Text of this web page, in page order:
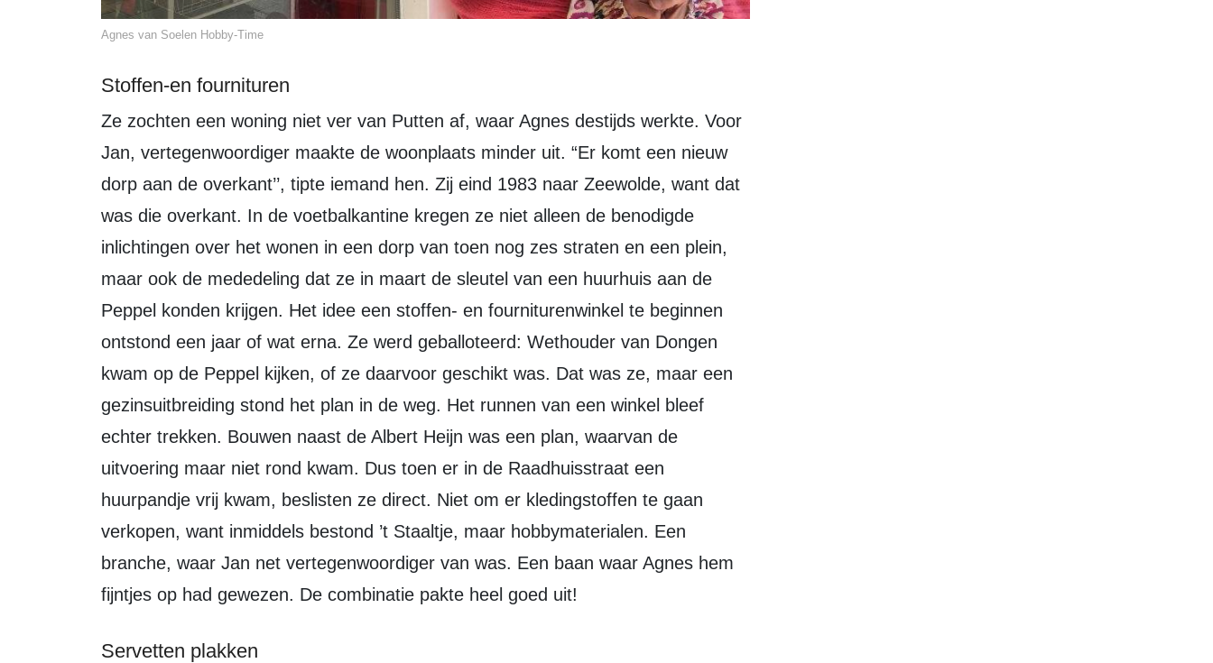
Agnes van Soelen Hobby-Time
Stoffen-en fournituren
Ze zochten een woning niet ver van Putten af, waar Agnes destijds werkte. Voor
Jan, vertegenwoordiger maakte de woonplaats minder uit. “Er komt een nieuw
dorp aan de overkant’’, tipte iemand hen. Zij eind 1983 naar Zeewolde, want dat
was die overkant. In de voetbalkantine kregen ze niet alleen de benodigde
inlichtingen over het wonen in een dorp van toen nog zes straten en een plein,
maar ook de mededeling dat ze in maart de sleutel van een huurhuis aan de
Peppel konden krijgen. Het idee een stoffen- en fourniturenwinkel te beginnen
ontstond een jaar of wat erna. Ze werd geballoteerd: Wethouder van Dongen
kwam op de Peppel kijken, of ze daarvoor geschikt was. Dat was ze, maar een
gezinsuitbreiding stond het plan in de weg. Het runnen van een winkel bleef
echter trekken. Bouwen naast de Albert Heijn was een plan, waarvan de
uitvoering maar niet rond kwam. Dus toen er in de Raadhuisstraat een
huurpandje vrij kwam, beslisten ze direct. Niet om er kledingstoffen te gaan
verkopen, want inmiddels bestond ’t Staaltje, maar hobbymaterialen. Een
branche, waar Jan net vertegenwoordiger van was. Een baan waar Agnes hem
fijntjes op had gewezen. De combinatie pakte heel goed uit!
Servetten plakken